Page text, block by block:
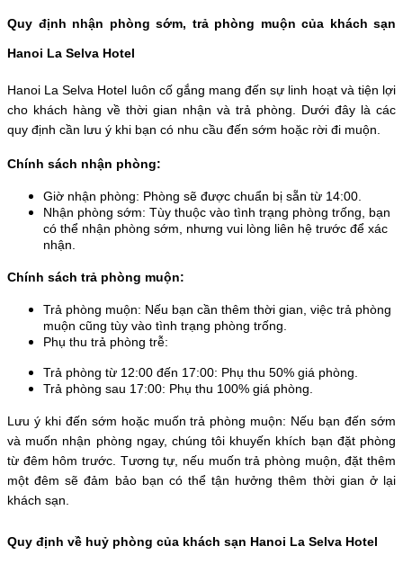
Quy định nhận phòng sớm, trả phòng muộn của khách sạn
Hanoi La Selva Hotel
Hanoi La Selva Hotel luôn cố gắng mang đến sự linh hoạt và tiện lợi
cho khách hàng về thời gian nhận và trả phòng. Dưới đây là các
quy định cần lưu ý khi bạn có nhu cầu đến sớm hoặc rời đi muộn.
Chính sách nhận phòng:
Giờ nhận phòng: Phòng sẽ được chuẩn bị sẵn từ 14:00.
Nhận phòng sớm: Tùy thuộc vào tình trạng phòng trống, bạn
có thể nhận phòng sớm, nhưng vui lòng liên hệ trước để xác
nhận.
Chính sách trả phòng muộn:
Trả phòng muộn: Nếu bạn cần thêm thời gian, việc trả phòng
muộn cũng tùy vào tình trạng phòng trống.
Phụ thu trả phòng trễ:
Trả phòng từ 12:00 đến 17:00: Phụ thu 50% giá phòng.
Trả phòng sau 17:00: Phụ thu 100% giá phòng.
Lưu ý khi đến sớm hoặc muốn trả phòng muộn: Nếu bạn đến sớm
và muốn nhận phòng ngay, chúng tôi khuyến khích bạn đặt phòng
từ đêm hôm trước. Tương tự, nếu muốn trả phòng muộn, đặt thêm
một đêm sẽ đảm bảo bạn có thể tận hưởng thêm thời gian ở lại
khách sạn.
Quy định về huỷ phòng của khách sạn Hanoi La Selva Hotel